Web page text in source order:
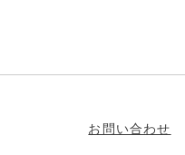
お問い合わせ